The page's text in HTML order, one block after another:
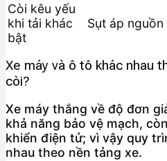
Còi kêu yếu
khi tải khác
bật
Sụt áp nguồn
Xe máy và ô tô khác nhau
còi?
Xe máy thắng về độ đơn
khả năng bảo vệ mạch,
khiển điện tử; vì vậy quy
nhau theo nền tảng xe.